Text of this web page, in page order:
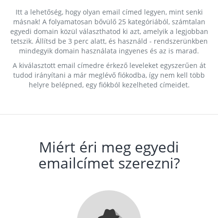
Itt a lehetőség, hogy olyan email címed legyen, mint senki
másnak! A folyamatosan bővülő 25 kategóriából, számtalan
egyedi domain közül választhatod ki azt, amelyik a legjobban
tetszik. Állítsd be 3 perc alatt, és használd - rendszerünkben
mindegyik domain használata ingyenes és az is marad.
A kiválasztott email címedre érkező leveleket egyszerűen át
tudod irányítani a már meglévő fiókodba, így nem kell több
helyre belépned, egy fiókból kezelheted címeidet.
Miért éri meg egyedi
emailcímet szerezni?